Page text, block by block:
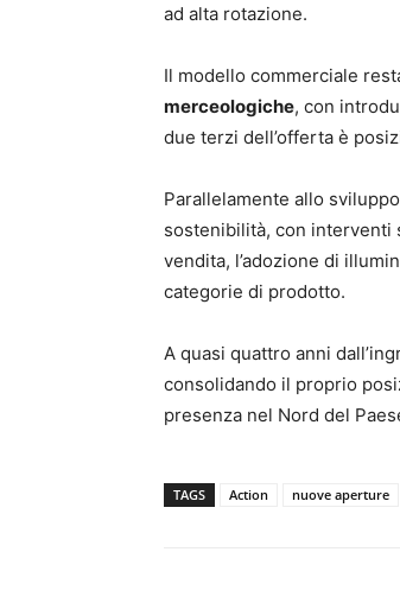
ad alta rotazione.
Il modello commerciale
merceologiche, con
due terzi dell’offerta è
Parallelamente allo
sostenibilità, con interventi
vendita, l’adozione di
categorie di prodotto.
A quasi quattro anni
consolidando il proprio
presenza nel Nord del
TAGS Action nuove aperture